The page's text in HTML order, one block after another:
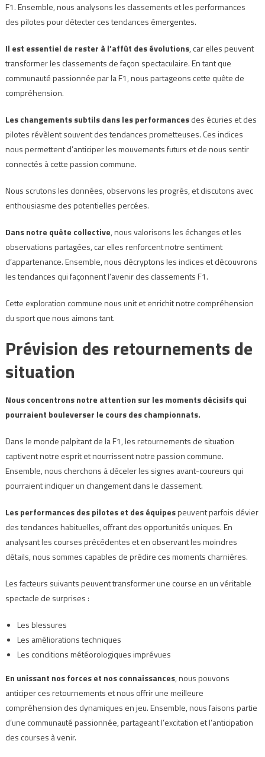
F1. Ensemble, nous analysons les classements et les performances
des pilotes pour détecter ces tendances émergentes.
Il est essentiel de rester à l’affût des évolutions, car elles peuvent
transformer les classements de façon spectaculaire. En tant que
communauté passionnée par la F1, nous partageons cette quête de
compréhension.
Les changements subtils dans les performancesdes écuries et des
pilotes révèlent souvent des tendances prometteuses. Ces indices
nous permettent d’anticiper les mouvements futurs et de nous sentir
connectés à cette passion commune.
Nous scrutons les données, observons les progrès, et discutons avec
enthousiasme des potentielles percées.
Dans notre quête collective, nous valorisons les échanges et les
observations partagées, car elles renforcent notre sentiment
d’appartenance. Ensemble, nous décryptons les indices et découvrons
les tendances qui façonnent l’avenir des classements F1.
Cette exploration commune nous unit et enrichit notre compréhension
du sport que nous aimons tant.
Prévision des retournements de
situation
Nous concentrons notre attention sur les moments décisifs qui
pourraient bouleverser le cours des championnats.
Dans le monde palpitant de la F1, les retournements de situation
captivent notre esprit et nourrissent notre passion commune.
Ensemble, nous cherchons à déceler les signes avant-coureurs qui
pourraient indiquer un changement dans le classement.
Les performances des pilotes et des équipespeuvent parfois dévier
des tendances habituelles, offrant des opportunités uniques. En
analysant les courses précédentes et en observant les moindres
détails, nous sommes capables de prédire ces moments charnières.
Les facteurs suivants peuvent transformer une course en un véritable
spectacle de surprises :
Les blessures
Les améliorations techniques
Les conditions météorologiques imprévues
En unissant nos forces et nos connaissances, nous pouvons
anticiper ces retournements et nous offrir une meilleure
compréhension des dynamiques en jeu. Ensemble, nous faisons partie
d’une communauté passionnée, partageant l’excitation et l’anticipation
des courses à venir.